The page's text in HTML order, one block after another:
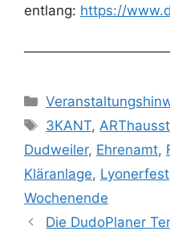
entlang: https://
Kategorien
Schlagwörter
3KANT,
Dudweiler, Ehrenamt,
Kläranlage, Lyonerfest
Wochenende
Die DudoPlaner